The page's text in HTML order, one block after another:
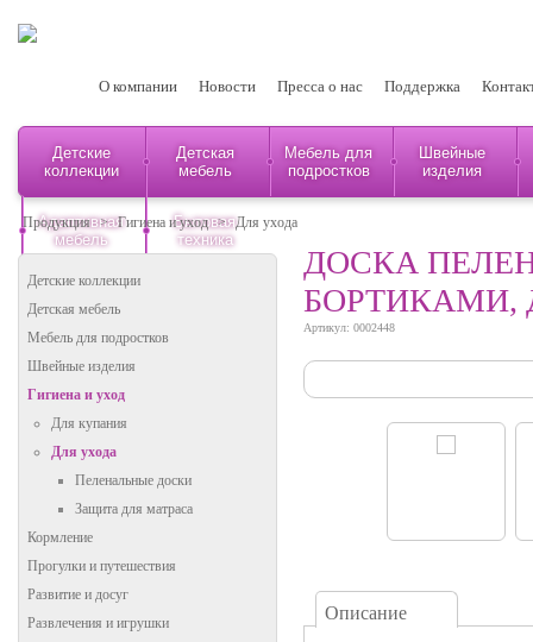
О компании Новости Пресса о нас Поддержка
Детские
коллекции
Детская
мебель
Мебель для
подростков
Швейные
изделия
Адаптивная
мебель
Бытовая
техника
Продукция > Гигиена и уход > Для ухода
Детские коллекции
Детская мебель
Мебель для подростков
Швейные изделия
Гигиена и уход
Для купания
Для ухода
Пеленальные доски
Защита для матраса
Кормление
Прогулки и путешествия
Развитие и досуг
Развлечения и игрушки
ДОСКА
БОРТИКАМИ,
Артикул: 0002448
Описание